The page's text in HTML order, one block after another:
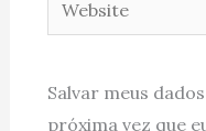
Salvar meus
próxima vez que